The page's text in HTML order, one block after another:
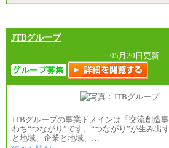
JTBグループ
05月20日更新
JTBグループの事業ドメインは「交流創造
わち“つながり”です。“つながり”が生み出
と地域、企業と地域、…